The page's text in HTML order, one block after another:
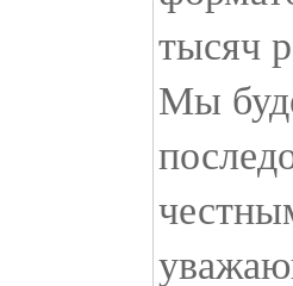
тысяч
Мы